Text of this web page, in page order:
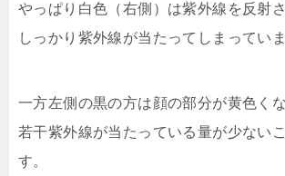
やっぱり白色（右側）は紫外線を反射
しっかり紫外線が当たってしまっていま
一方左側の黒の方は顔の部分が黄色く
若干紫外線が当たっている量が少ない
す。